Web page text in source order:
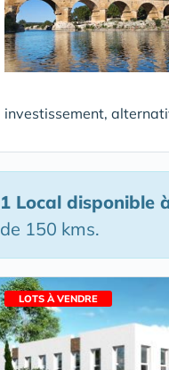
investissement,
1 Local disponible
de 150 kms.
LOTS À VENDRE